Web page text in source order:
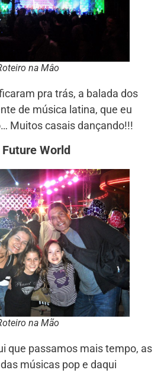
na Mâo
pra trás, a balada dos
de música latina, que eu
Muitos casais dançando!!!
World
na Mão
que passamos mais tempo, as
músicas pop e daqui